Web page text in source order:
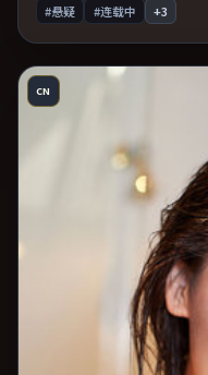
#悬疑 #连载中 +3
CN